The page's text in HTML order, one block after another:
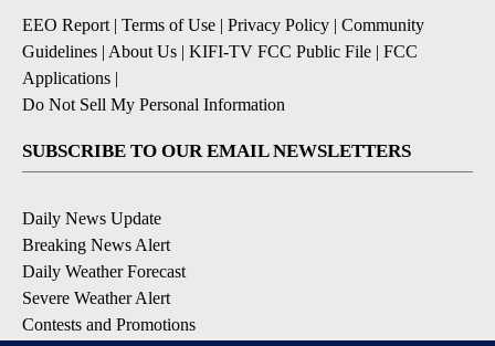
EEO Report| Terms of Use | Privacy Policy | Community
Guidelines | About Us | KIFI-TV FCC Public File | FCC
Applications |
Do Not Sell My Personal Information
SUBSCRIBE TO OUR EMAIL NEWSLETTERS
Daily News Update
Breaking News Alert
Daily Weather Forecast
Severe Weather Alert
Contests and Promotions